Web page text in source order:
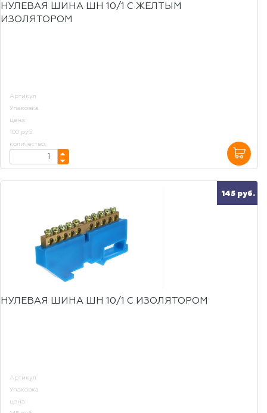
НУЛЕВАЯ ШИНА ШН 10/1 С ЖЕЛТЫМ
ИЗОЛЯТОРОМ
Артикул
Упаковка
цена:
100 руб.
количество:
145 руб.
НУЛЕВАЯ ШИНА ШН 10/1 С ИЗОЛЯТОРОМ
Артикул
Упаковка
цена: